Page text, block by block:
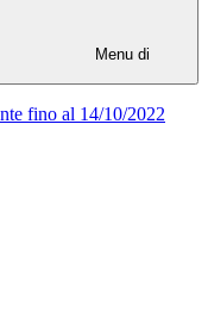
Menu di
fino al 14/10/2022